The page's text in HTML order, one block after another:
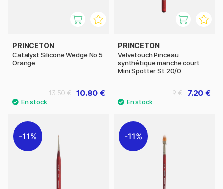
PRINCETON
Catalyst Silicone Wedge No 5
Orange
10.80 €
13.50 €
PRINCETON
Velvetouch Pinceau
synthétique manche court
Mini Spotter St 20/0
7.20 €
9 €
11% 11%